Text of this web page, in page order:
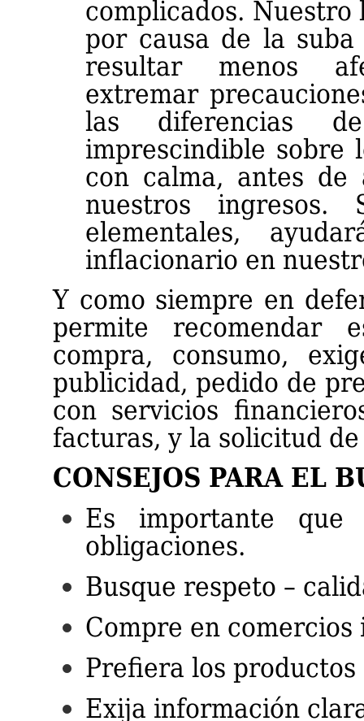
complicados.
por causa de la
resultar menos
extremar
las diferencias
imprescindible sobre
con calma, antes de
nuestros ingresos.
elementales,
inflacionario en
Y como siempre en
permite recomendar
compra, consumo,
publicidad, pedido de
con servicios
facturas, y la solicitud
CONSEJOS PARA EL
Es importante que
obligaciones.
Busque respeto –
Compre en comercios
Prefiera los productos
Exija información